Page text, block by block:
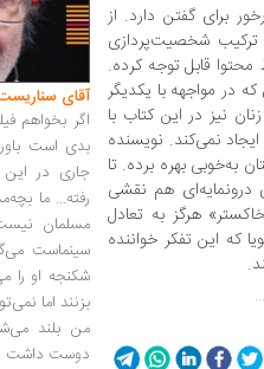
برای گفتن دارد. از
ترکیب شخصیت‌پردازی
قابل توجه کرده.
در مواجهه با یکدیگر
نیز در این کتاب با
نمی‌کند. نویسنده
به‌خوبی بهره برده. تا
درونمایه‌ای هم نقشی
هرگز به تعادل
که این تفکر خواننده
آقای
اگر بخواهم
بدی است
جاری در
رفته... ما
مسلمان
سینماست
شکنجه او را
بزنند اما
من بلند
دوست داشت